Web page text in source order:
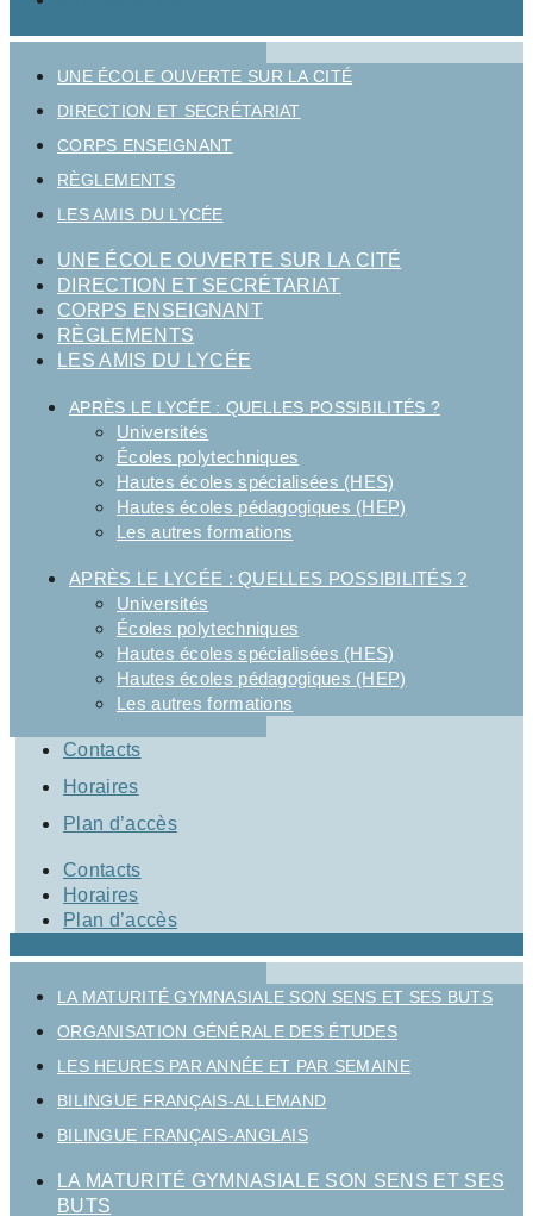
UNE ÉCOLE OUVERTE SUR LA CITÉ
DIRECTION ET SECRÉTARIAT
CORPS ENSEIGNANT
RÈGLEMENTS
LES AMIS DU LYCÉE
UNE ÉCOLE OUVERTE SUR LA CITÉ
DIRECTION ET SECRÉTARIAT
CORPS ENSEIGNANT
RÈGLEMENTS
LES AMIS DU LYCÉE
APRÈS LE LYCÉE : QUELLES POSSIBILITÉS ?
Universités
Écoles polytechniques
Hautes écoles spécialisées (HES)
Hautes écoles pédagogiques (HEP)
Les autres formations
APRÈS LE LYCÉE : QUELLES POSSIBILITÉS ?
Universités
Écoles polytechniques
Hautes écoles spécialisées (HES)
Hautes écoles pédagogiques (HEP)
Les autres formations
Contacts
Horaires
Plan d’accès
Contacts
Horaires
Plan d’accès
LA MATURITÉ GYMNASIALE SON SENS ET SES BUTS
ORGANISATION GÉNÉRALE DES ÉTUDES
LES HEURES PAR ANNÉE ET PAR SEMAINE
BILINGUE FRANÇAIS-ALLEMAND
BILINGUE FRANÇAIS-ANGLAIS
LA MATURITÉ GYMNASIALE SON SENS ET SES
BUTS